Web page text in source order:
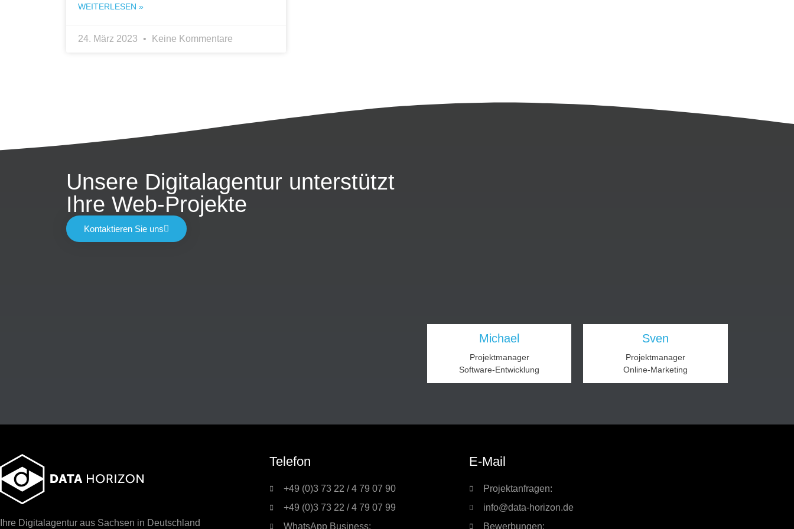
WEITERLESEN »
24. März 2023 Keine Kommentare
Unsere Digitalagentur unterstützt
Ihre Web-Projekte
Kontaktieren Sie uns
Michael
Projektmanager
Software-Entwicklung
Sven
Projektmanager
Online-Marketing​
Ihre Digitalagentur aus Sachsen in Deutschland
Telefon
+49 (0)3 73 22 / 4 79 07 90
+49 (0)3 73 22 / 4 79 07 99
WhatsApp Business:
E-Mail
Projektanfragen:
info@data-horizon.de
Bewerbungen: